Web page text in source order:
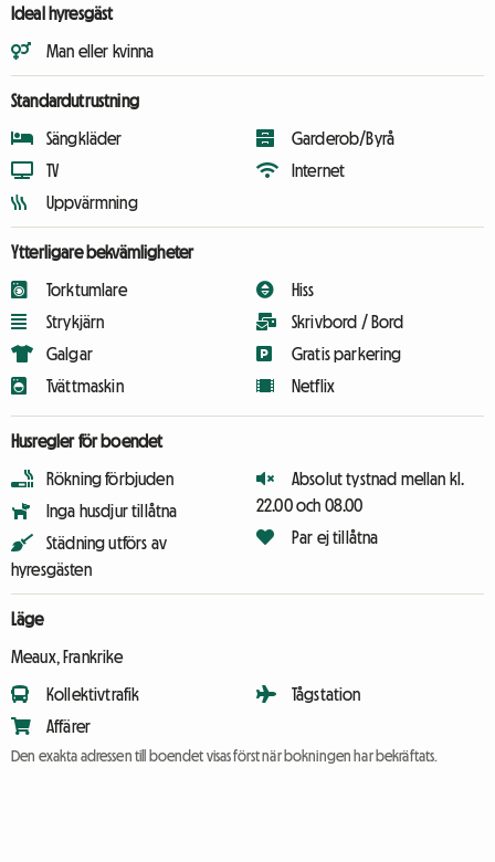
Ideal hyresgäst
Man eller kvinna
Standardutrustning
Sängkläder
TV
Uppvärmning
Garderob/Byrå
Internet
Ytterligare bekvämligheter
Torktumlare
Strykjärn
Galgar
Tvättmaskin
Hiss
Skrivbord / Bord
Gratis parkering
Netflix
Husregler för boendet
Rökning förbjuden
Inga husdjur tillåtna
Städning utförs av
hyresgästen
Absolut tystnad mellan kl.
22.00 och 08.00
Par ej tillåtna
Läge
Meaux, Frankrike
Kollektivtrafik
Affärer
Tågstation
Den exakta adressen till boendet visas först när bokningen har bekräftats.